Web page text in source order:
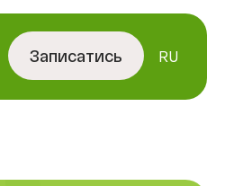
Записатись RU